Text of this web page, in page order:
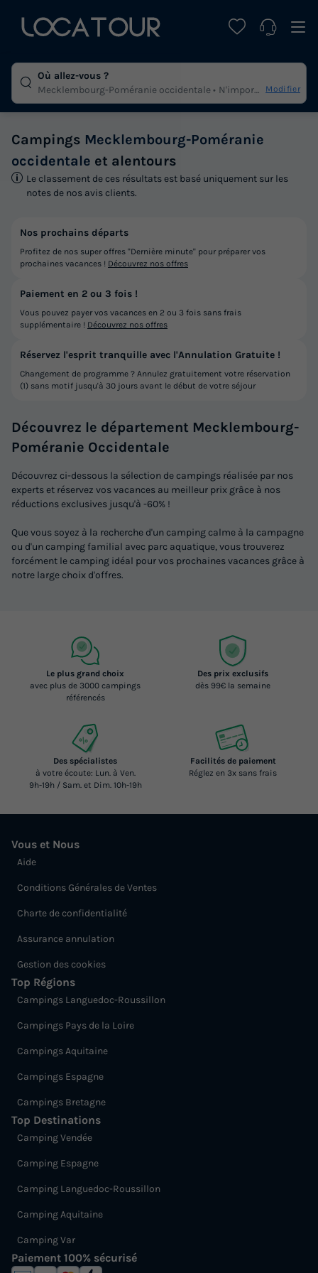
Où allez-vous ?
Mecklembourg-Poméranie occidentale
N'importe quelle duree Modifier
Campings Mecklembourg-Poméranie
occidentale et alentours
Le classement de ces résultats est basé uniquement sur les
notes de nos avis clients.
Nos prochains départs
Profitez de nos super offres "Dernière minute" pour préparer vos
prochaines vacances ! Découvrez nos offres
Paiement en 2 ou 3 fois !
Vous pouvez payer vos vacances en 2 ou 3 fois sans frais
supplémentaire ! Découvrez nos offres
Réservez l'esprit tranquille avec l'Annulation Gratuite !
Changement de programme ? Annulez gratuitement votre réservation
(1) sans motif jusqu'à 30 jours avant le début de votre séjour
Découvrez le département Mecklembourg-
Poméranie Occidentale
Découvrez ci-dessous la sélection de campings réalisée par nos
experts et réservez vos vacances au meilleur prix grâce à nos
réductions exclusives jusqu'à -60% !
Que vous soyez à la recherche d'un camping calme à la campagne
ou d'un camping familial avec parc aquatique, vous trouverez
forcément le camping idéal pour vos prochaines vacances grâce à
notre large choix d'offres.
Le plus grand choix
avec plus de 3000 campings
référencés
Des prix exclusifs
dès 99€ la semaine
Des spécialistes
à votre écoute: Lun. à Ven.
9h-19h / Sam. et Dim. 10h-19h
Facilités de paiement
Réglez en 3x sans frais
Vous et Nous
Aide
Conditions Générales de Ventes
Charte de confidentialité
Assurance annulation
Gestion des cookies
Top Régions
Campings Languedoc-Roussillon
Campings Pays de la Loire
Campings Aquitaine
Campings Espagne
Campings Bretagne
Top Destinations
Camping Vendée
Camping Espagne
Camping Languedoc-Roussillon
Camping Aquitaine
Camping Var
Paiement 100% sécurisé